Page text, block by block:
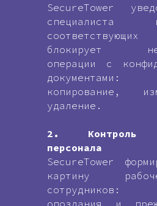
SecureTower
соответствующих
блокирует
операции с
документами:
копирование,
удаление.
2. Контроль
персонала
SecureTower
картину
сотрудников:
опоздания и